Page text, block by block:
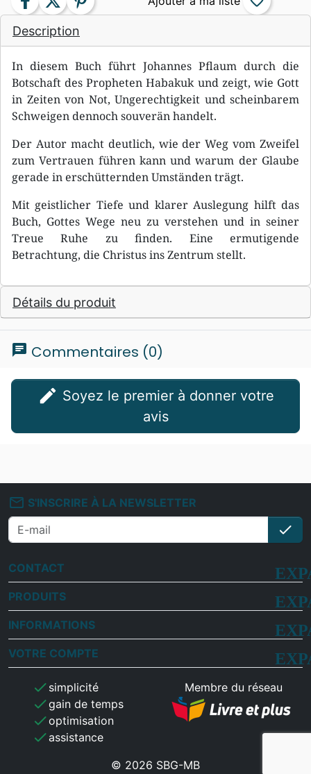
Description
In diesem Buch führt Johannes Pflaum durch die
Botschaft des Propheten Habakuk und zeigt, wie Gott
in Zeiten von Not, Ungerechtigkeit und scheinbarem
Schweigen dennoch souverän handelt.
Der Autor macht deutlich, wie der Weg vom Zweifel
zum Vertrauen führen kann und warum der Glaube
gerade in erschütternden Umständen trägt.
Mit geistlicher Tiefe und klarer Auslegung hilft das
Buch, Gottes Wege neu zu verstehen und in seiner
Treue Ruhe zu finden. Eine ermutigende
Betrachtung, die Christus ins Zentrum stellt.
Détails du produit
chat Commentaires (0)
edit
avis
mail_outline S'INSCRIRE À LA NEWSLETTER
check
CONTACT
PRODUITS
INFORMATIONS
VOTRE COMPTE
check simplicité
checkgain de temps
checkoptimisation
checkassistance
Membre du réseau
© 2026 SBG-MB